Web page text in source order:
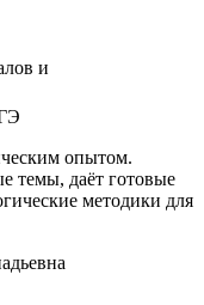
и
опытом.
темы, даёт готовые
методики для